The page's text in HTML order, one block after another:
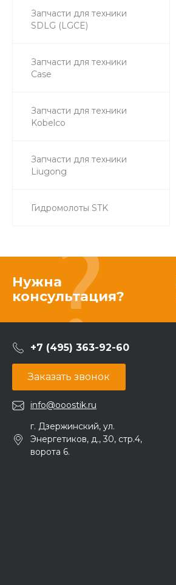
Запчасти для техники
SDLG (LGCE)
Запчасти для техники
Case
Запчасти для техники
Kobelco
Запчасти для техники
Liugong
Гидромолоты STK
Нужна
консультация?
+7 (495) 363-92-60
Заказать звонок
info@ooostik.ru
г. Дзержинский, ул.
Энергетиков, д., 30, стр.4,
ворота 6.